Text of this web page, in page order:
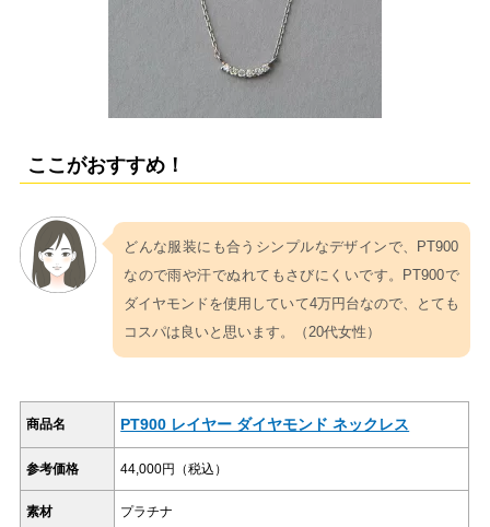
ここがおすすめ！
どんな服装にも合うシンプルなデザインで、PT900
なので雨や汗でぬれてもさびにくいです。PT900で
ダイヤモンドを使用していて4万円台なので、とても
コスパは良いと思います。（20代女性）
商品名 PT900 レイヤー ダイヤモンド ネックレス
参考価格 44,000円（税込）
素材 プラチナ